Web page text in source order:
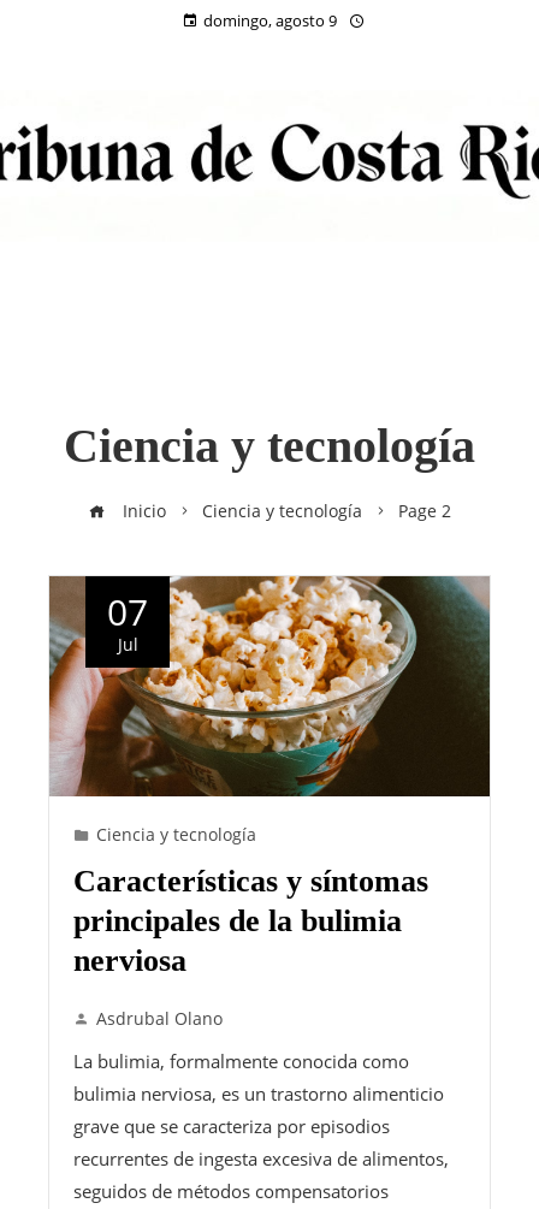
domingo, agosto 9
Ciencia y tecnología
Inicio Ciencia y tecnología Page 2
07
Jul
Ciencia y tecnología
Características y síntomas
principales de la bulimia
nerviosa
Asdrubal Olano
La bulimia, formalmente conocida como
bulimia nerviosa, es un trastorno alimenticio
grave que se caracteriza por episodios
recurrentes de ingesta excesiva de alimentos,
seguidos de métodos compensatorios